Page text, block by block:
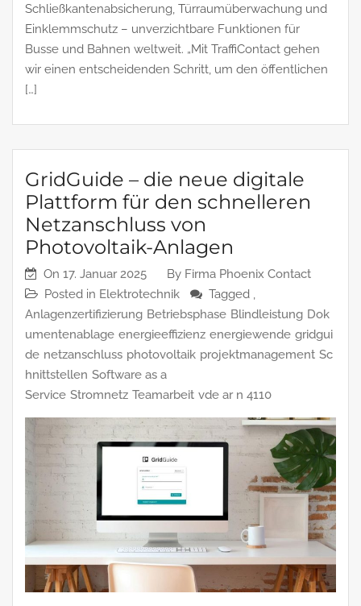
Schließkantenabsicherung, Türraumüberwachung und
Einklemmschutz – unverzichtbare Funktionen für
Busse und Bahnen weltweit. „Mit TraffiContact gehen
wir einen entscheidenden Schritt, um den öffentlichen
[…]
GridGuide – die neue digitale
Plattform für den schnelleren
Netzanschluss von
Photovoltaik-Anlagen
On 17. Januar 2025 By Firma Phoenix Contact
Posted in Elektrotechnik
Tagged ,
Anlagenzertifizierung Betriebsphase Blindleistung Dok
umentenablage energieeffizienz energiewende gridgui
de netzanschluss photovoltaik projektmanagement Sc
hnittstellen Software as a
Service Stromnetz Teamarbeit vde ar n 4110